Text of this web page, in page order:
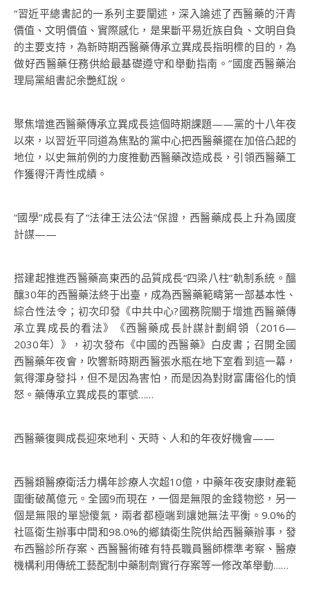
“習近平總書記的一系列主要闡述，深入論述了西醫藥的汗青
價值、文明價值、實際感化，是果斷平易近族自負、文明自負
的主要支持，為新時期西醫藥傳承立異成長指明標的目的，為
做好西醫藥任務供給最基礎遵守和舉動指南。”國度西醫藥治
理局黨組書記余艷紅說。
聚焦增進西醫藥傳承立異成長這個時期課題——黨的十八年夜
以來，以習近平同道為焦點的黨中心把西醫藥擺在加倍凸起的
地位，以史無前例的力度推動西醫藥改造成長，引領西醫藥工
作獲得汗青性成績。
“國學”成長有了“法律王法公法”保證，西醫藥成長上升為國度
計謀——
搭建起推進西醫藥高東西的品質成長“四梁八柱”軌制系統。醞
釀30年的西醫藥法終于出臺，成為西醫藥範疇第一部基本性、
綜合性法令；初次印發《中共中心?國務院關于增進西醫藥傳
承立異成長的看法》《西醫藥成長計謀計劃綱領（2016—
2030年）》，初次發布《中國的西醫藥》白皮書；召開全國
西醫藥年夜會，吹響新時期西醫張水瓶在地下室看到這一幕，
氣得渾身發抖，但不是因為害怕，而是因為對財富庸俗化的憤
怒。藥傳承立異成長的軍號……
西醫藥復興成長迎來地利、天時、人和的年夜好機會——
西醫類醫療衛活力構年診療人次超10億，中藥年夜安康財產範
圍衝破萬億元。全國9而現在，一個是無限的金錢物慾，另一
個是無限的單戀傻氣，兩者都極端到讓她無法平衡。9.0%的
社區衛生辦事中間和98.0%的鄉鎮衛生院供給西醫藥辦事，發
布西醫診所存案、西醫醫術確有特長職員醫師標準考察、醫療
機構利用傳統工藝配制中藥制劑實行存案等一修改革舉動……